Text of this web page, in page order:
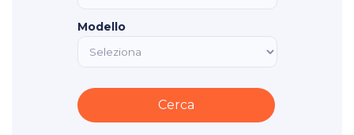
Modello